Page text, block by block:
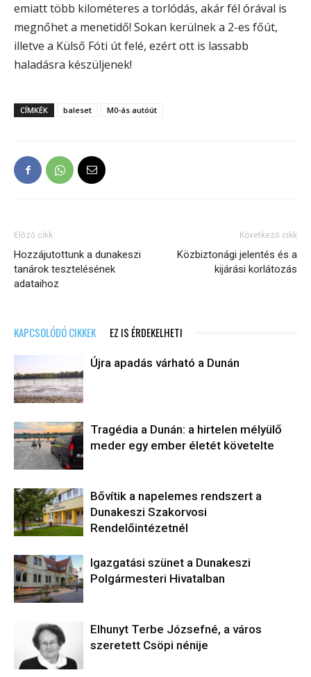
emiatt több kilométeres a torlódás, akár fél órával is
megnőhet a menetidő! Sokan kerülnek a 2-es főút,
illetve a Külső Fóti út felé, ezért ott is lassabb
haladásra készüljenek!
CÍMKÉK baleset M0-ás autóút
Előző cikk
Hozzájutottunk a dunakeszi
tanárok tesztelésének
adataihoz
Következő cikk
Közbiztonági jelentés és a
kijárási korlátozás
KAPCSOLÓDÓ CIKKEK EZ IS ÉRDEKELHETI
Újra apadás várható a Dunán
Tragédia a Dunán: a hirtelen mélyülő
meder egy ember életét követelte
Bővítik a napelemes rendszert a
Dunakeszi Szakorvosi
Rendelőintézetnél
Igazgatási szünet a Dunakeszi
Polgármesteri Hivatalban
Elhunyt Terbe Józsefné, a város
szeretett Csöpi nénije